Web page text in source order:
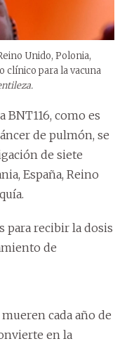
Unido, Polonia,
clínico para la vacuna
BNT116, como es
de pulmón, se
de siete
España, Reino
para recibir la dosis
de
cada año de
en la